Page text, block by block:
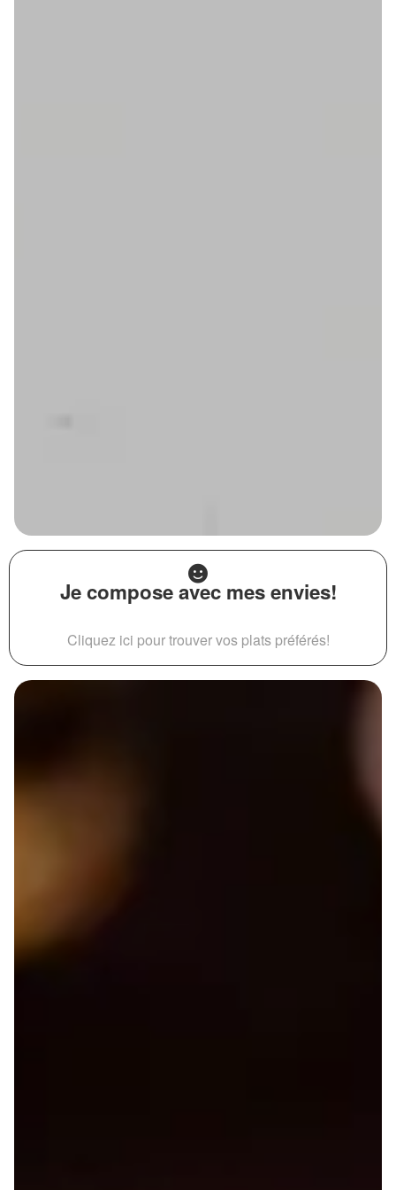
Je compose avec mes envies!
Cliquez ici pour trouver vos plats préférés!